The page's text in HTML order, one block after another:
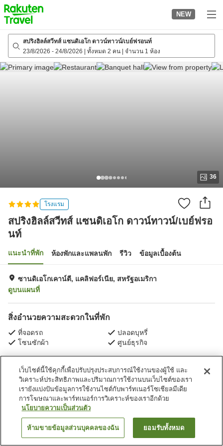
to
top
page
NEW
สปริงฮิลล์สวีทส์ แซนดิเอโก ดาวน์ทาวน์/เบย์ฟรอนท์
23/8/2026 - 24/8/2026 ทั้งหมด 2 คน จำนวน 1 ห้อง
36
โรงแรม
สปริงฮิลล์สวีทส์ แซนดิเอโก ดาวน์ทาวน์/เบย์ฟรอ
นท์
แนะนำที่พัก ห้องพักและแพลนพัก รีวิว ข้อมูลเบื้องต้น
ซานดิเอโกเคาน์ตี, แคลิฟอร์เนีย, สหรัฐอเมริกา
ดูบนแผนที่
สิ่งอำนวยความสะดวกในที่พัก
ที่จอดรถ
ปลอดบุหรี่
โซนซักผ้า
ศูนย์ธุรกิจ
หน้าแรก สหรัฐอเมริกา แคลิฟอร์เนีย
ซานดิเอโกเคาน์ตี
แซนดีเอโก
สปริงฮิลล์สวีทส์ แซนดิเอโก ดาวน์ทาวน์/เบย์ฟรอนท์
ค้นหาห้องพัก
เว็บไซต์นี้ใช้คุกกี้เพื่อปรับปรุงประสบการณ์ใช้งานของผู้ใช้ และ
วิเคราะห์ประสิทธิภาพและปริมาณการใช้งานบนเว็บไซต์ของเรา
เรายังแบ่งปันข้อมูลการใช้งานไซต์กับพาร์ทเนอร์โซเชียลมีเดีย
การโฆษณาและพาร์ทเนอร์การวิเคราะห์ของเราอีกด้วย
นโยบายความเป็นส่วนตัว
ห้ามขายข้อมูลส่วนบุคคลของฉัน ยอมรับทั้งหมด